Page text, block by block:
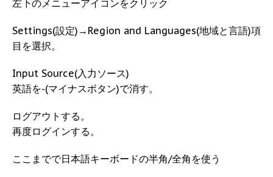
左下のメニューアイコンをクリック
Settings(設定)→Region and Languages(地域と言語)項
目を選択。
Input Source(入力ソース)
英語を-(マイナスボタン)で消す。
ログアウトする。
再度ログインする。
ここまでで日本語キーボードの半角/全角を使う